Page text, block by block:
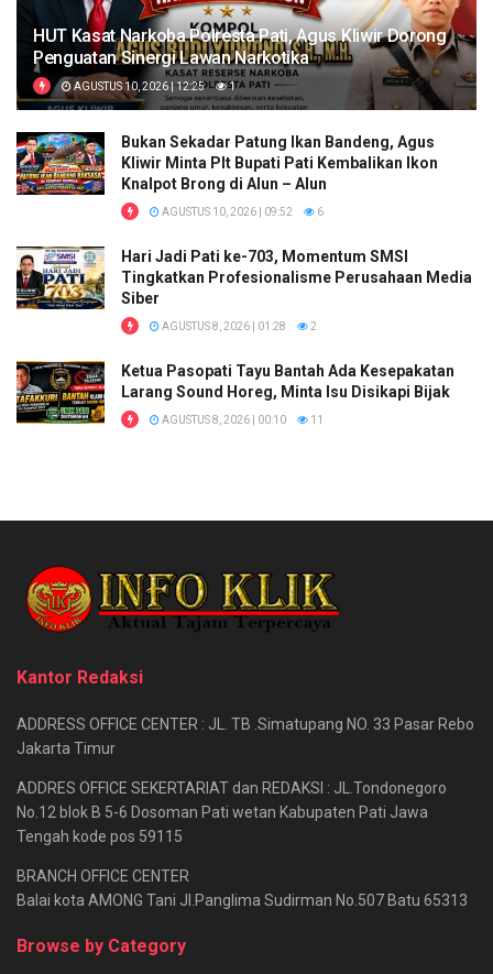
HUT Kasat Narkoba Polresta Pati, Agus Kliwir Dorong
Penguatan Sinergi Lawan Narkotika
AGUSTUS 10, 2026 | 12:25 1
Bukan Sekadar Patung Ikan Bandeng, Agus
Kliwir Minta Plt Bupati Pati Kembalikan Ikon
Knalpot Brong di Alun – Alun
AGUSTUS 10, 2026 | 09:52 6
Hari Jadi Pati ke-703, Momentum SMSI
Tingkatkan Profesionalisme Perusahaan Media
Siber
AGUSTUS 8, 2026 | 01:28 2
Ketua Pasopati Tayu Bantah Ada Kesepakatan
Larang Sound Horeg, Minta Isu Disikapi Bijak
AGUSTUS 8, 2026 | 00:10 11
Kantor Redaksi
ADDRESS OFFICE CENTER : JL. TB .Simatupang NO. 33 Pasar Rebo
Jakarta Timur
ADDRES OFFICE SEKERTARIAT dan REDAKSI : JL.Tondonegoro
No.12 blok B 5-6 Dosoman Pati wetan Kabupaten Pati Jawa
Tengah kode pos 59115
BRANCH OFFICE CENTER
Balai kota AMONG Tani Jl.Panglima Sudirman No.507 Batu 65313
Browse by Category